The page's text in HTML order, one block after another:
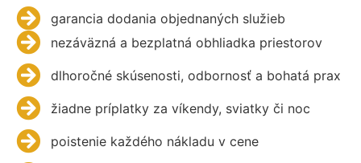
garancia dodania objednaných služieb
nezáväzná a bezplatná obhliadka priestorov
dlhoročné skúsenosti, odbornosť a bohatá prax
žiadne príplatky za víkendy, sviatky či noc
poistenie každého nákladu v cene